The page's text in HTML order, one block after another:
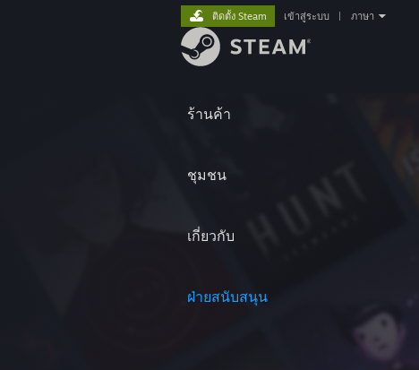
ร้านค้า
ชุมชน
เกี่ยวกับ
ฝ่ายสนับสนุน
ติดตั้ง Steam เข้าสู่ระบบ ภาษา